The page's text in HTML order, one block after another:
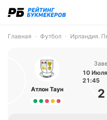
Главная Футбол Ирландия.
Атлон Таун
10
21:45
2